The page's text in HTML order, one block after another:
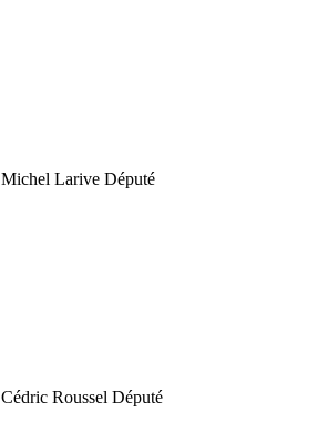
Michel Larive Député
Cédric Roussel Député